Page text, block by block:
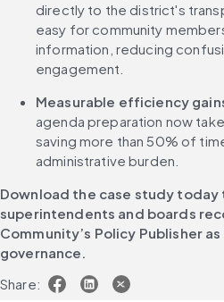
directly to the district's
easy for community
information, reducing
engagement.
Measurable efficiency
agenda preparation now
saving more than 50% of
administrative burden.
Download the case study today
superintendents and boards
Community’s Policy Publisher
governance.
Share: